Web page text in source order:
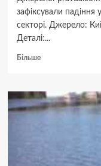
зафіксували
секторі. Джерело:
Деталі:...
БільшеДокладніше
одному
з
районів